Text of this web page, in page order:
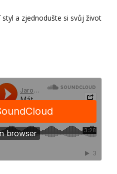
a zjednodušte si svůj život